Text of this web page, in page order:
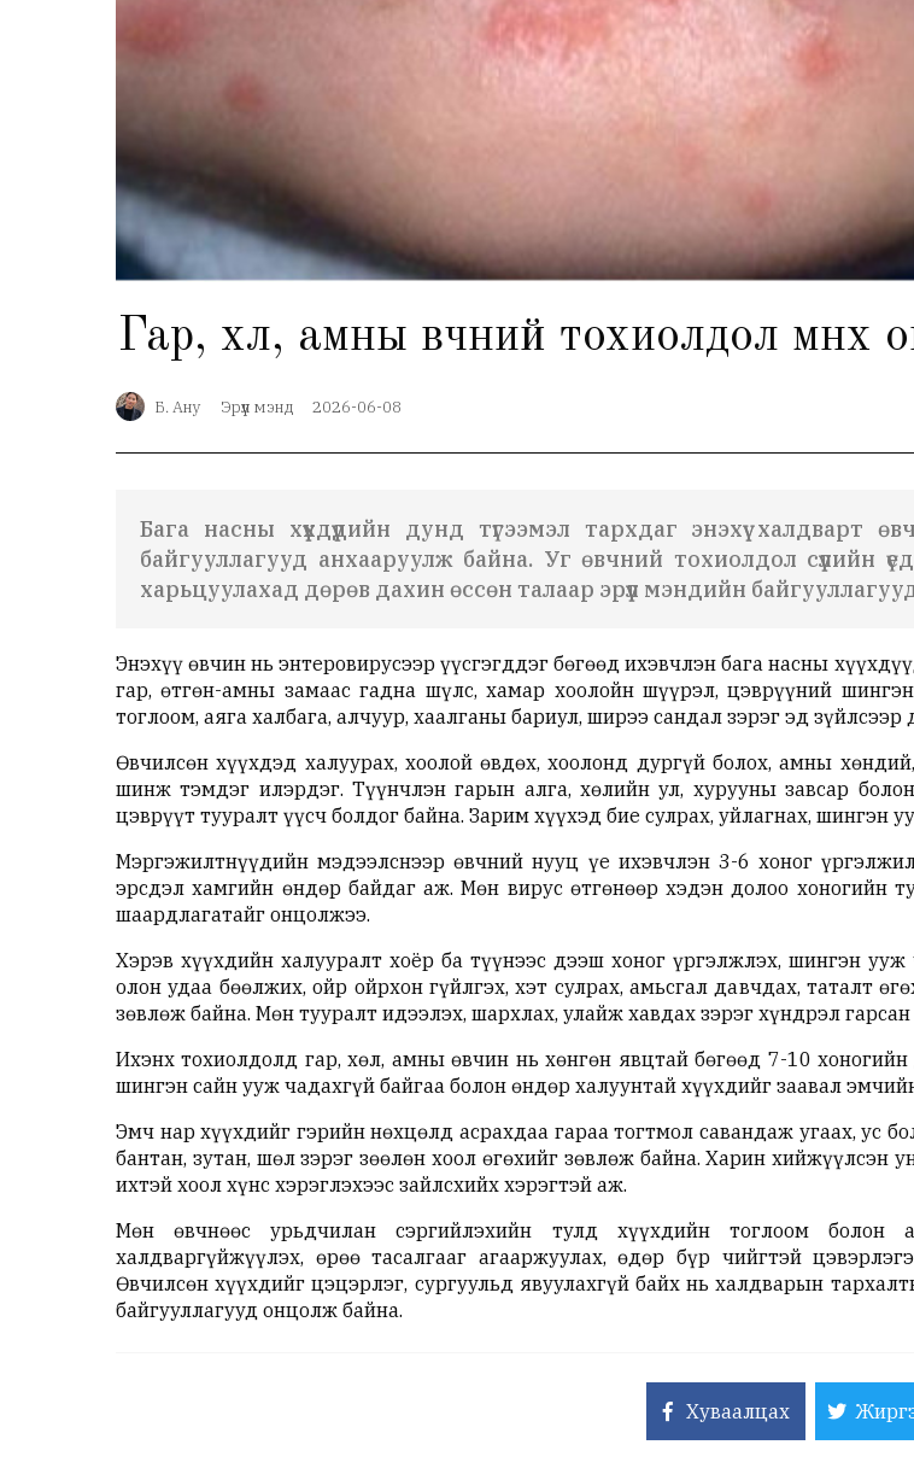
Гар, хөл, амны өвчний тохиолдол өмнөх
Б. Ану Эрүүл мэнд 2026-06-08
Бага насны хүүхдүүдийн дунд түгээмэл тархдаг энэхүү халдварт
байгууллагууд анхааруулж байна. Уг өвчний тохиолдол сүүлийн
харьцуулахад дөрөв дахин өссөн талаар эрүүл мэндийн
Энэхүү өвчин нь энтеровирусээр үүсгэгддэг бөгөөд ихэвчлэн бага насны
гар, өтгөн-амны замаас гадна шүлс, хамар хоолойн шүүрэл, цэврүүний
тоглоом, аяга халбага, алчуур, хаалганы бариул, ширээ сандал зэрэг эд
Өвчилсөн хүүхдэд халуурах, хоолой өвдөх, хоолонд дургүй болох, амны
шинж тэмдэг илэрдэг. Түүнчлэн гарын алга, хөлийн ул, хурууны завсар
цэврүүт тууралт үүсч болдог байна. Зарим хүүхэд бие сулрах, уйлагнах, шингэн
Мэргэжилтнүүдийн мэдээлснээр өвчний нууц үе ихэвчлэн 3-6 хоног
эрсдэл хамгийн өндөр байдаг аж. Мөн вирус өтгөнөөр хэдэн долоо хоногийн
шаардлагатайг онцолжээ.
Хэрэв хүүхдийн халууралт хоёр ба түүнээс дээш хоног үргэлжлэх, шингэн
олон удаа бөөлжих, ойр ойрхон гүйлгэх, хэт сулрах, амьсгал давчдах, таталт
зөвлөж байна. Мөн тууралт идээлэх, шархлах, улайж хавдах зэрэг хүндрэл
Ихэнх тохиолдолд гар, хөл, амны өвчин нь хөнгөн явцтай бөгөөд 7-10
шингэн сайн ууж чадахгүй байгаа болон өндөр халуунтай хүүхдийг заавал
Эмч нар хүүхдийг гэрийн нөхцөлд асрахдаа гараа тогтмол савандаж угаах, ус
бантан, зутан, шөл зэрэг зөөлөн хоол өгөхийг зөвлөж байна. Харин хийжүүлсэн
ихтэй хоол хүнс хэрэглэхээс зайлсхийх хэрэгтэй аж.
Мөн өвчнөөс урьдчилан сэргийлэхийн тулд хүүхдийн тоглоом болон
халдваргүйжүүлэх, өрөө тасалгааг агааржуулах, өдөр бүр чийгтэй
Өвчилсөн хүүхдийг цэцэрлэг, сургуульд явуулахгүй байх нь халдварын
байгууллагууд онцолж байна.
Хуваалцах